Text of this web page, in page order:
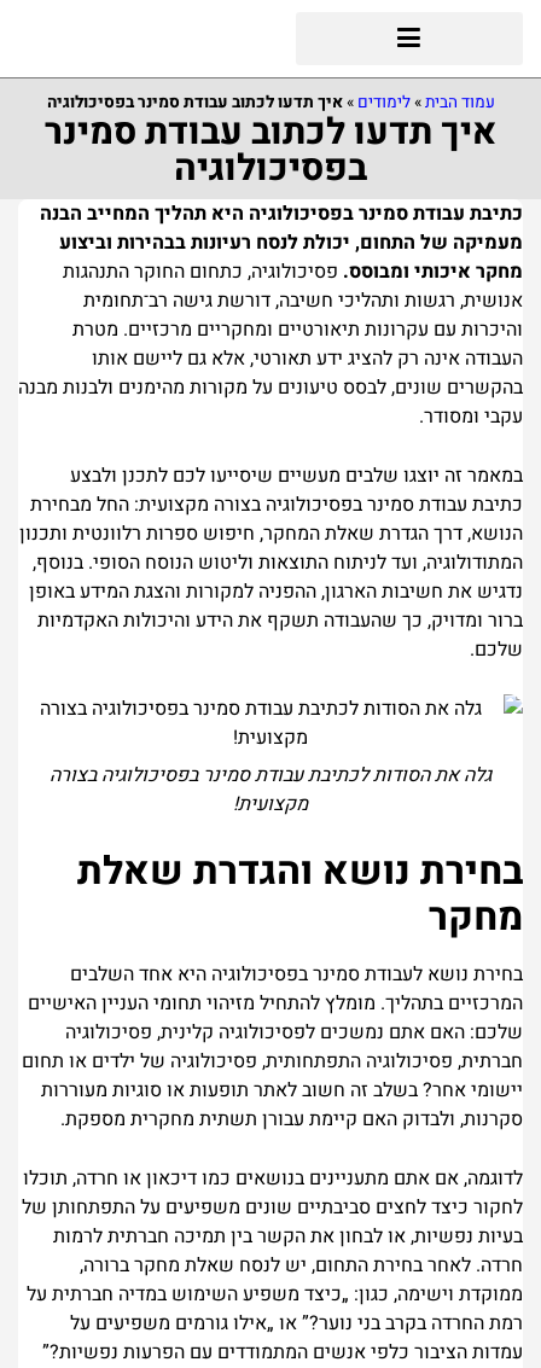
עמוד הבית»לימודים »איך תדעו לכתוב עבודת סמינר בפסיכולוגיה
איך תדעו לכתוב עבודת סמינר
בפסיכולוגיה
כתיבת עבודת סמינר בפסיכולוגיה היא תהליך המחייב הבנה
מעמיקה של התחום, יכולת לנסח רעיונות בבהירות וביצוע
מחקר איכותי ומבוסס. פסיכולוגיה, כתחום החוקר התנהגות
אנושית, רגשות ותהליכי חשיבה, דורשת גישה רב־תחומית
והיכרות עם עקרונות תיאורטיים ומחקריים מרכזיים. מטרת
העבודה אינה רק להציג ידע תאורטי, אלא גם ליישם אותו
בהקשרים שונים, לבסס טיעונים על מקורות מהימנים ולבנות מבנה
עקבי ומסודר.
במאמר זה יוצגו שלבים מעשיים שיסייעו לכם לתכנן ולבצע
כתיבת עבודת סמינר בפסיכולוגיה בצורה מקצועית: החל מבחירת
הנושא, דרך הגדרת שאלת המחקר, חיפוש ספרות רלוונטית ותכנון
המתודולוגיה, ועד לניתוח התוצאות וליטוש הנוסח הסופי. בנוסף,
נדגיש את חשיבות הארגון, ההפניה למקורות והצגת המידע באופן
ברור ומדויק, כך שהעבודה תשקף את הידע והיכולות האקדמיות
שלכם.
גלה את הסודות לכתיבת עבודת סמינר בפסיכולוגיה בצורה
מקצועית!
בחירת נושא והגדרת שאלת
מחקר
בחירת נושא לעבודת סמינר בפסיכולוגיה היא אחד השלבים
המרכזיים בתהליך. מומלץ להתחיל מזיהוי תחומי העניין האישיים
שלכם: האם אתם נמשכים לפסיכולוגיה קלינית, פסיכולוגיה
חברתית, פסיכולוגיה התפתחותית, פסיכולוגיה של ילדים או תחום
יישומי אחר? בשלב זה חשוב לאתר תופעות או סוגיות מעוררות
סקרנות, ולבדוק האם קיימת עבורן תשתית מחקרית מספקת.
לדוגמה, אם אתם מתעניינים בנושאים כמו דיכאון או חרדה, תוכלו
לחקור כיצד לחצים סביבתיים שונים משפיעים על התפתחותן של
בעיות נפשיות, או לבחון את הקשר בין תמיכה חברתית לרמות
חרדה. לאחר בחירת התחום, יש לנסח שאלת מחקר ברורה,
ממוקדת וישימה, כגון: „כיצד משפיע השימוש במדיה חברתית על
רמת החרדה בקרב בני נוער?” או „אילו גורמים משפיעים על
עמדות הציבור כלפי אנשים המתמודדים עם הפרעות נפשיות?”